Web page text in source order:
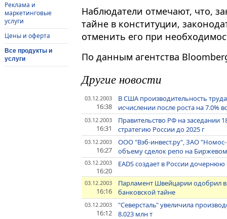
Реклама и
маркетинговые
услуги
Цены и оферта
Все продукты и
услуги
Наблюдатели отмечают, что,
тайне в конституции,
отменить его при
По данным агентства
Другие новости
03.12.2003
16:38
В США производительность
исчислении после роста на 7.0%
03.12.2003
16:31
Правительство РФ на заседании
стратегию России до 2025 г
03.12.2003
16:27
ООО "Вэб-инвест.ру", ЗАО
объему сделок репо на
03.12.2003
16:20
EADS создает в России
03.12.2003
16:16
Парламент Швейцарии одобрил
банковской тайне
03.12.2003
16:12
"Северсталь" увеличила
8.023 млн т